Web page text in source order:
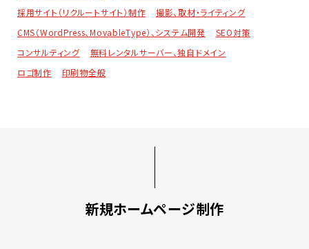
採用サイト（リクルートサイト）制作
撮影、取材・ライティング
CMS（WordPress、MovableType）、システム開発
SEO対策
コンサルティング
無料レンタルサーバー、独自ドメイン
ロゴ制作
印刷物全般
新規ホームページ制作